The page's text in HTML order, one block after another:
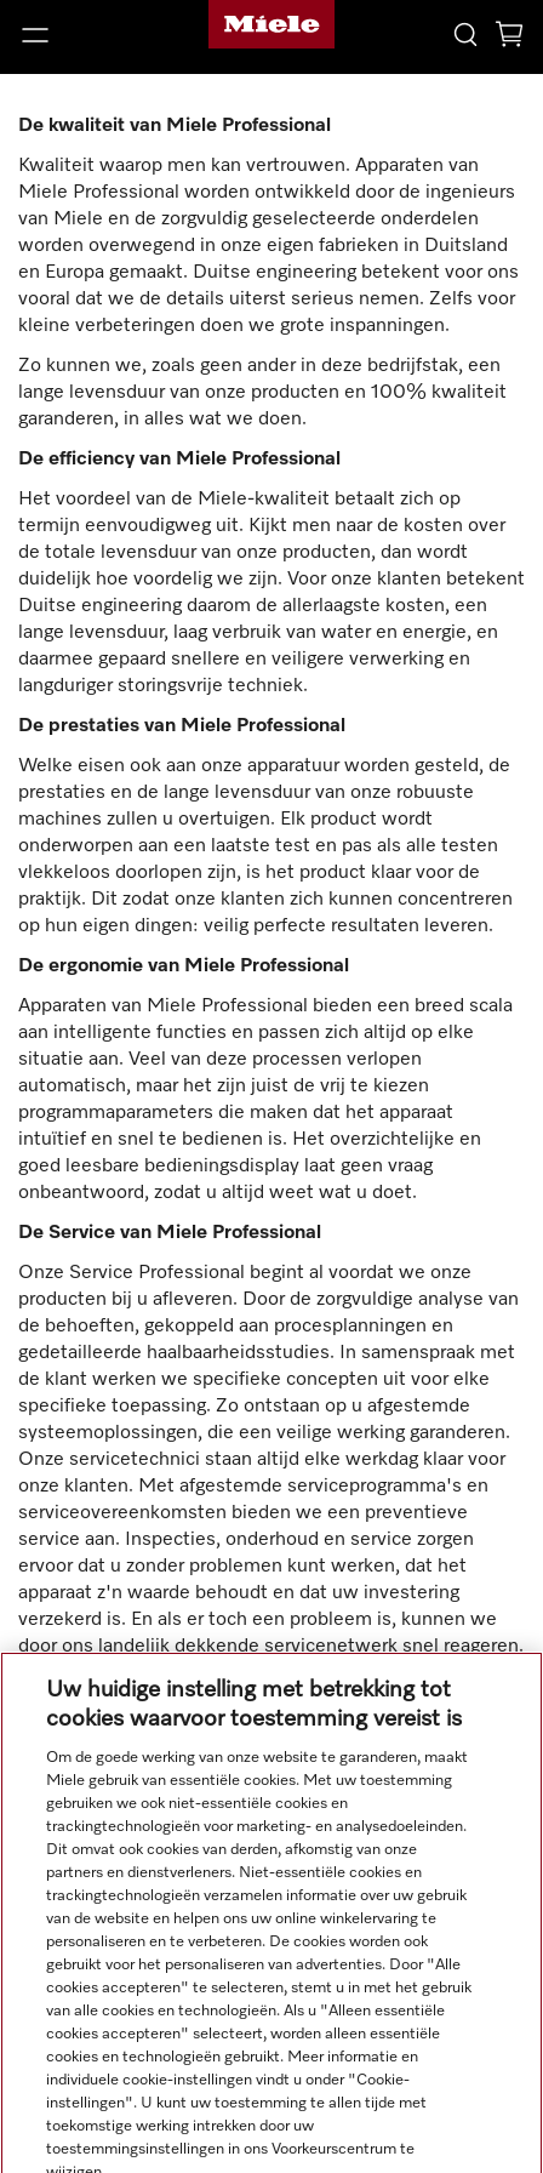
De kwaliteit van Miele Professional
Kwaliteit waarop men kan vertrouwen. Apparaten van
Miele Professional worden ontwikkeld door de ingenieurs
van Miele en de zorgvuldig geselecteerde onderdelen
worden overwegend in onze eigen fabrieken in Duitsland
en Europa gemaakt. Duitse engineering betekent voor ons
vooral dat we de details uiterst serieus nemen. Zelfs voor
kleine verbeteringen doen we grote inspanningen.
Zo kunnen we, zoals geen ander in deze bedrijfstak, een
lange levensduur van onze producten en 100% kwaliteit
garanderen, in alles wat we doen.
De efficiency van Miele Professional
Het voordeel van de Miele-kwaliteit betaalt zich op
termijn eenvoudigweg uit. Kijkt men naar de kosten over
de totale levensduur van onze producten, dan wordt
duidelijk hoe voordelig we zijn. Voor onze klanten betekent
Duitse engineering daarom de allerlaagste kosten, een
lange levensduur, laag verbruik van water en energie, en
daarmee gepaard snellere en veiligere verwerking en
langduriger storingsvrije techniek.
De prestaties van Miele Professional
Welke eisen ook aan onze apparatuur worden gesteld, de
prestaties en de lange levensduur van onze robuuste
machines zullen u overtuigen. Elk product wordt
onderworpen aan een laatste test en pas als alle testen
vlekkeloos doorlopen zijn, is het product klaar voor de
praktijk. Dit zodat onze klanten zich kunnen concentreren
op hun eigen dingen: veilig perfecte resultaten leveren.
De ergonomie van Miele Professional
Apparaten van Miele Professional bieden een breed scala
aan intelligente functies en passen zich altijd op elke
situatie aan. Veel van deze processen verlopen
automatisch, maar het zijn juist de vrij te kiezen
programmaparameters die maken dat het apparaat
intuïtief en snel te bedienen is. Het overzichtelijke en
goed leesbare bedieningsdisplay laat geen vraag
onbeantwoord, zodat u altijd weet wat u doet.
De Service van Miele Professional
Onze Service Professional begint al voordat we onze
producten bij u afleveren. Door de zorgvuldige analyse van
de behoeften, gekoppeld aan procesplanningen en
gedetailleerde haalbaarheidsstudies. In samenspraak met
de klant werken we specifieke concepten uit voor elke
specifieke toepassing. Zo ontstaan op u afgestemde
systeemoplossingen, die een veilige werking garanderen.
Onze servicetechnici staan altijd elke werkdag klaar voor
onze klanten. Met afgestemde serviceprogramma's en
serviceovereenkomsten bieden we een preventieve
service aan. Inspecties, onderhoud en service zorgen
ervoor dat u zonder problemen kunt werken, dat het
apparaat z'n waarde behoudt en dat uw investering
verzekerd is. En als er toch een probleem is, kunnen we
door ons landelijk dekkende servicenetwerk snel reageren.
Navigatie
Service
Uw huidige instelling met betrekking tot
cookies waarvoor toestemming vereist is
Om de goede werking van onze website te garanderen, maakt
Miele gebruik van essentiële cookies. Met uw toestemming
gebruiken we ook niet-essentiële cookies en
trackingtechnologieën voor marketing- en analysedoeleinden.
Dit omvat ook cookies van derden, afkomstig van onze
partners en dienstverleners. Niet-essentiële cookies en
trackingtechnologieën verzamelen informatie over uw gebruik
van de website en helpen ons uw online winkelervaring te
personaliseren en te verbeteren. De cookies worden ook
gebruikt voor het personaliseren van advertenties. Door "Alle
cookies accepteren" te selecteren, stemt u in met het gebruik
van alle cookies en technologieën. Als u "Alleen essentiële
cookies accepteren" selecteert, worden alleen essentiële
cookies en technologieën gebruikt. Meer informatie en
individuele cookie-instellingen vindt u onder "Cookie-
instellingen". U kunt uw toestemming te allen tijde met
toekomstige werking intrekken door uw
toestemmingsinstellingen in ons Voorkeurscentrum te